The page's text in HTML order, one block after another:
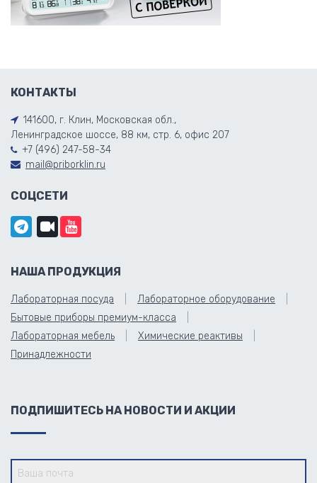
КОНТАКТЫ
141600, г. Клин, Московская обл.,
Ленинградское шоссе, 88 км, стр. 6, офис 207
+7 (496) 247-58-34
mail@priborklin.ru
СОЦСЕТИ
НАША ПРОДУКЦИЯ
Лабораторная посуда
Лабораторное оборудование
Бытовые приборы премиум-класса
Лабораторная мебель
Химические реактивы
Принадлежности
ПОДПИШИТЕСЬ НА НОВОСТИ И АКЦИИ